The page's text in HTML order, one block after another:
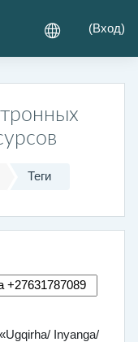
(Вход)
Теги
Inyanga/